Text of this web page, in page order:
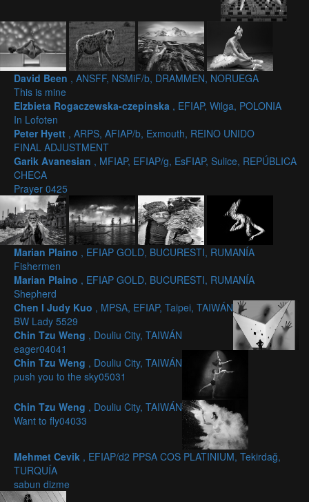
David Been , ANSFF, NSMiF/b, DRAMMEN, NORUEGA
This is mine
Elzbieta Rogaczewska-czepinska , EFIAP, Wilga, POLONIA
In Lofoten
Peter Hyett , ARPS, AFIAP/b, Exmouth, REINO UNIDO
FINAL ADJUSTMENT
Garik Avanesian , MFIAP, EFIAP/g, EsFIAP, Sulice, REPÚBLICA
CHECA
Prayer 0425
Marian Plaino , EFIAP GOLD, BUCURESTI, RUMANÍA
Fishermen
Marian Plaino , EFIAP GOLD, BUCURESTI, RUMANÍA
Shepherd
Chen I Judy Kuo , MPSA, EFIAP, Taipei, TAIWÁN
BW Lady 5529
Chin Tzu Weng , Douliu City, TAIWÁN
eager04041
Chin Tzu Weng , Douliu City, TAIWÁN
push you to the sky05031
Chin Tzu Weng , Douliu City, TAIWÁN
Want to fly04033
Mehmet Cevik , EFIAP/d2 PPSA COS PLATINIUM, Tekirdağ,
TURQUÍA
sabun dizme